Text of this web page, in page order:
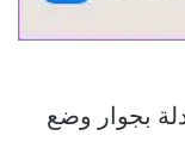
بجوار وضع